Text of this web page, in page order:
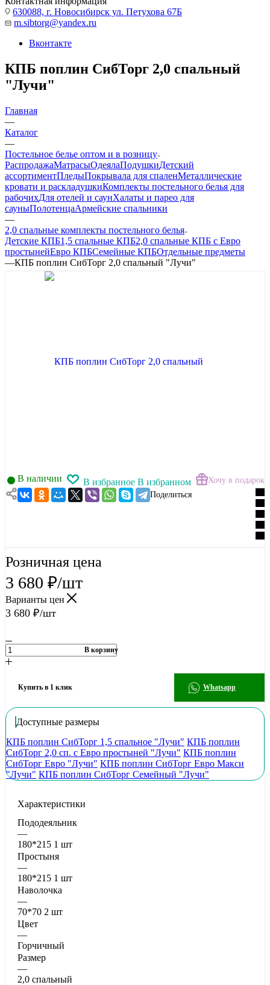
630088, г. Новосибирск ул. Петухова 67Б
m.sibtorg@yandex.ru
Вконтакте
КПБ поплин СибТорг 2,0 спальный
"Лучи"
Главная
—
Каталог
—
Постельное белье оптом и в розницу
РаспродажаМатрасыОдеялаПодушкиДетский
ассортиментПледыПокрывала для спаленМеталлические
кровати и раскладушкиКомплекты постельного белья для
рабочихДля отелей и саунХалаты и парео для
сауныПолотенцаАрмейские спальники
—
2,0 спальные комплекты постельного белья
Детские КПБ1,5 спальные КПБ2,0 спальные КПБ с Евро
простынейЕвро КПБСемейные КПБОтдельные предметы
—КПБ поплин СибТорг 2,0 спальный "Лучи"
В наличии В избранное В избранном
Хочу в подарок
Поделиться
Розничная цена
3 680 ₽/шт
Варианты цен
3 680 ₽/шт
В корзину
Купить в 1 клик Whatsapp
Доступные размеры
КПБ поплин СибТорг 1,5 спальное "Лучи" КПБ поплин
СибТорг 2,0 сп. с Евро простыней "Лучи" КПБ поплин
СибТорг Евро "Лучи" КПБ поплин СибТорг Евро Макси
"Лучи" КПБ поплин СибТорг Семейный "Лучи"
Характеристики
Пододеяльник
—
180*215 1 шт
Простыня
—
180*215 1 шт
Наволочка
—
70*70 2 шт
Цвет
—
Горчичный
Размер
—
2,0 спальный